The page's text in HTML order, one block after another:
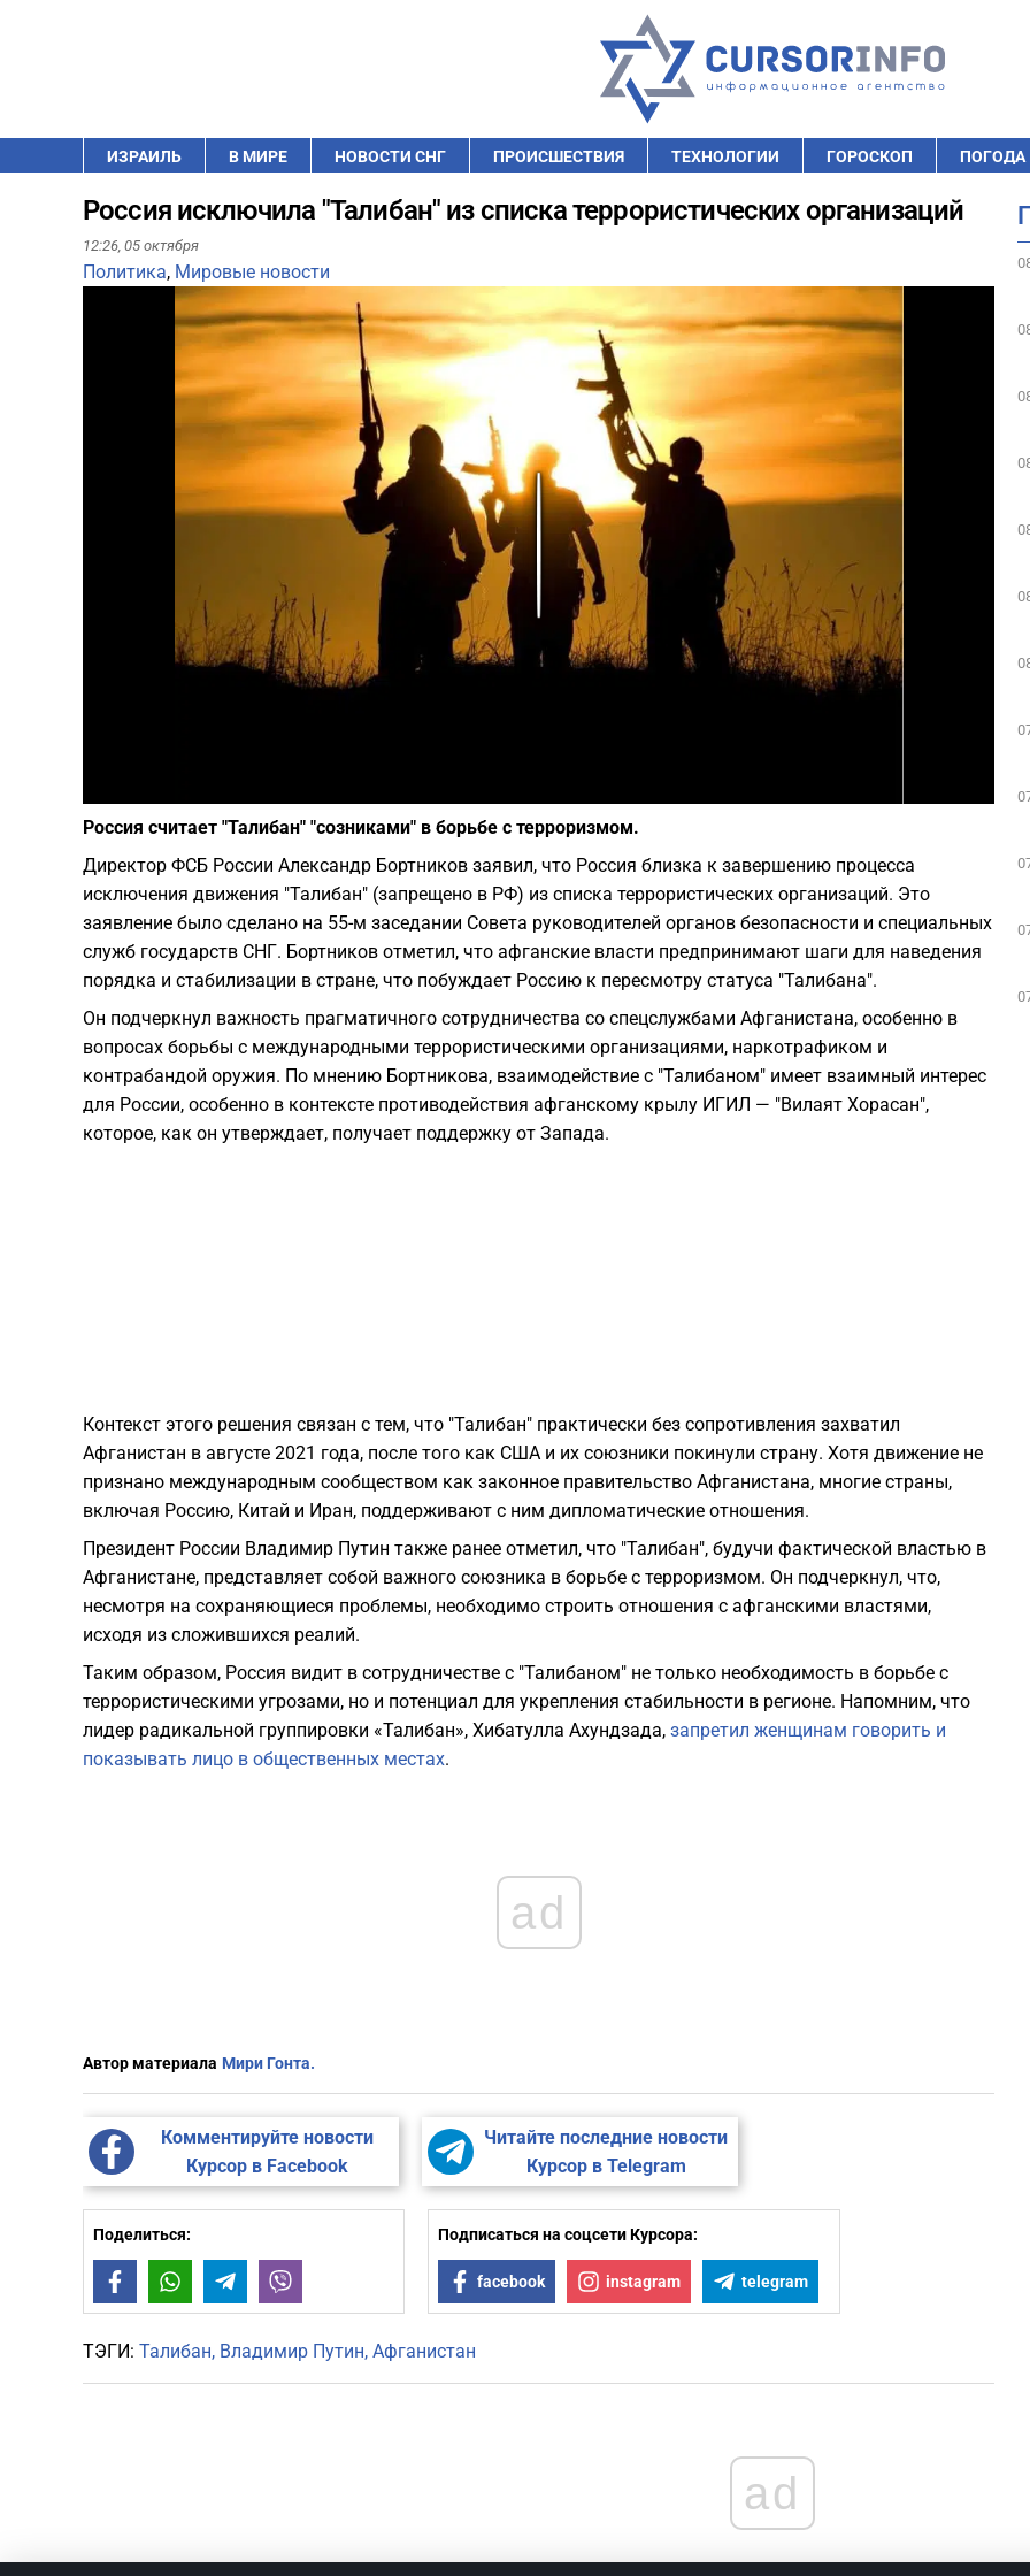
ИЗРАИЛЬ В МИРЕ НОВОСТИ СНГ ПРОИСШЕСТВИЯ ТЕХНОЛОГИИ ГОРОСКОП ПОГОДА
Россия исключила "Талибан" из списка террористических организаций
12:26, 05 октября
Политика, Мировые новости
Россия считает "Талибан" "созниками" в борьбе с терроризмом.
Директор ФСБ России Александр Бортников заявил, что Россия близка к завершению процесса
исключения движения "Талибан" (запрещено в РФ) из списка террористических организаций. Это
заявление было сделано на 55-м заседании Совета руководителей органов безопасности и специальных
служб государств СНГ. Бортников отметил, что афганские власти предпринимают шаги для наведения
порядка и стабилизации в стране, что побуждает Россию к пересмотру статуса "Талибана".
Он подчеркнул важность прагматичного сотрудничества со спецслужбами Афганистана, особенно в
вопросах борьбы с международными террористическими организациями, наркотрафиком и
контрабандой оружия. По мнению Бортникова, взаимодействие с "Талибаном" имеет взаимный интерес
для России, особенно в контексте противодействия афганскому крылу ИГИЛ — "Вилаят Хорасан",
которое, как он утверждает, получает поддержку от Запада.
Контекст этого решения связан с тем, что "Талибан" практически без сопротивления захватил
Афганистан в августе 2021 года, после того как США и их союзники покинули страну. Хотя движение не
признано международным сообществом как законное правительство Афганистана, многие страны,
включая Россию, Китай и Иран, поддерживают с ним дипломатические отношения.
Президент России Владимир Путин также ранее отметил, что "Талибан", будучи фактической властью в
Афганистане, представляет собой важного союзника в борьбе с терроризмом. Он подчеркнул, что,
несмотря на сохраняющиеся проблемы, необходимо строить отношения с афганскими властями,
исходя из сложившихся реалий.
Таким образом, Россия видит в сотрудничестве с "Талибаном" не только необходимость в борьбе с
террористическими угрозами, но и потенциал для укрепления стабильности в регионе. Напомним, что
лидер радикальной группировки «Талибан», Хибатулла Ахундзада, запретил женщинам говорить и
показывать лицо в общественных местах.
ad
Автор материала Мири Гонта.
Комментируйте новости
Курсор в Facebook
Читайте последние новости
Курсор в Telegram
Поделиться:
FacebookWhatsAppTelegram
Подписаться на соцсети Курсора:
facebook instagram telegram
ТЭГИ: Талибан Владимир Путин Афганистан
ad